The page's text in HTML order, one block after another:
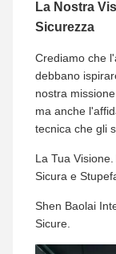
La Nostra
Sicurezza
Crediamo che
debbano
nostra
ma anche
tecnica che gli
La Tua
Sicura e
Shen Baolai
Sicure.